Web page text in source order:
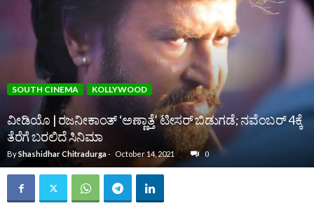
SOUTH CINEMA KOLLYWOOD
ವೀಡಿಯೊ | ರಜನೀಕಾಂತ್ ‘ಅಣ್ಣಾತ್ತೆ’ ಟೀಸರ್ ಬಿಡುಗಡೆ; ನವೆಂಬರ್ 4ಕ್ಕೆ
ತೆರೆಗೆ ಬರಲಿದೆ ಸಿನಿಮಾ
ByShashidhar Chitradurga- October 14, 2021 0